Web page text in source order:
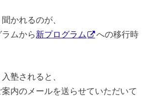
かれるのが、
ムから新プログラム
への移行時
塾されると、
内のメールを送らせていただいて